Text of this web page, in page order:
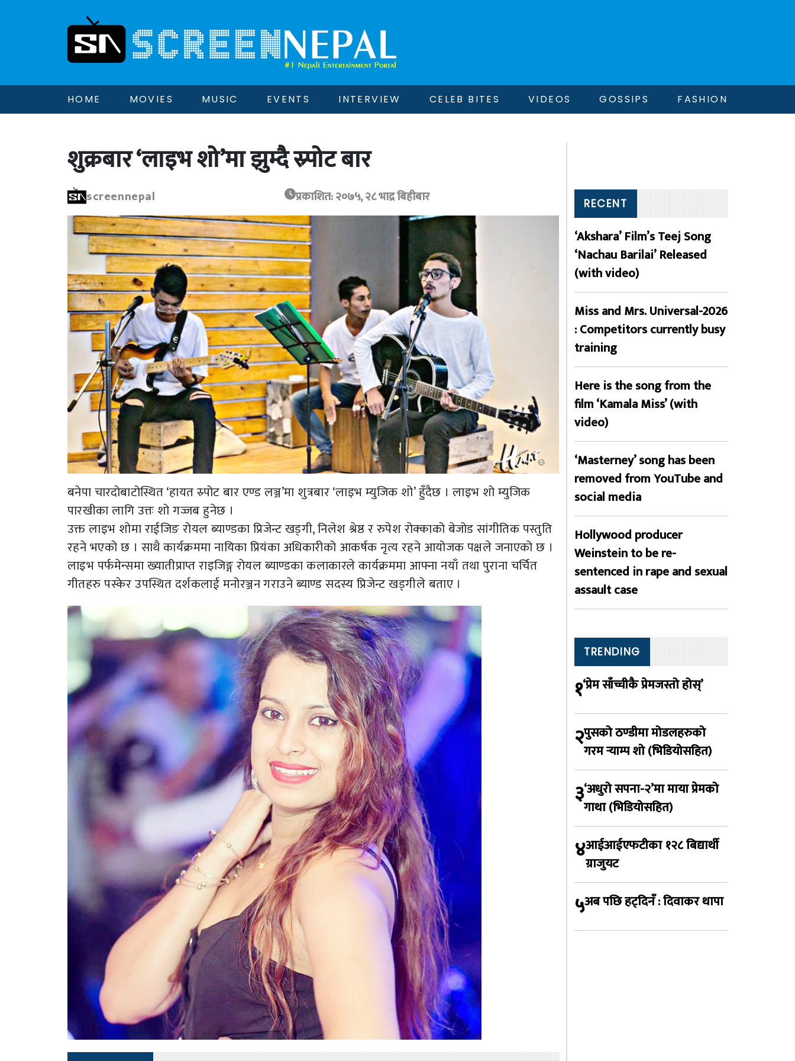
HOME MOVIES MUSIC EVENTS INTERVIEW CELEB BITES VIDEOS GOSSIPS FASHION
शुक्रबार ‘लाइभ शो’मा झुम्दै स्र्पोट बार
screennepal प्रकाशित: २०७५, २८ भाद्र बिहीबार
बनेपा चारदोबाटोस्थित ‘हायत स्र्पोट बार एण्ड लञ्ज’मा शुत्रबार ‘लाइभ म्युजिक शो’ हुँदैछ । लाइभ शो म्युजिक
पारखीका लागि उत्तः शो गज्जब हुनेछ ।
उक्त लाइभ शोमा राईजिङ रोयल ब्याण्डका प्रिजेन्ट खड्गी, निलेश श्रेष्ठ र रुपेश रोक्काको बेजोड सांगीतिक पस्तुति
रहने भएको छ । साथै कार्यक्रममा नायिका प्रियंका अधिकारीको आकर्षक नृत्य रहने आयोजक पक्षले जनाएको छ ।
लाइभ पर्फमेन्समा ख्यातीप्राप्त राइजिङ्ग रोयल ब्याण्डका कलाकारले कार्यक्रममा आफ्ना नयाँ तथा पुराना चर्चित
गीतहरु पस्केर उपस्थित दर्शकलाई मनोरञ्जन गराउने ब्याण्ड सदस्य प्रिजेन्ट खड्गीले बताए ।
RECENT
‘Akshara’ Film’s Teej Song
‘Nachau Barilai’ Released
(with video)
Miss and Mrs. Universal-2026
: Competitors currently busy
training
Here is the song from the
film ‘Kamala Miss’ (with
video)
‘Masterney’ song has been
removed from YouTube and
social media
Hollywood producer
Weinstein to be re-
sentenced in rape and sexual
assault case
TRENDING
१‘प्रेम साँच्चीकै प्रेमजस्तो होस्’
२पुसको ठण्डीमा मोडलहरुको
गरम र्‍याम्प शो (भिडियोसहित)
३‘अधुरो सपना-२’मा माया प्रेमको
गाथा (भिडियोसहित)
४आईआईएफटीका १२८ बिद्यार्थी
ग्राजुयट
५अब पछि हट्दिनँ : दिवाकर थापा